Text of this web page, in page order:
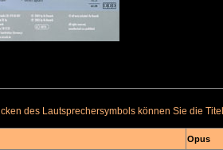
des Lautsprechersymbols können Sie die
Opus